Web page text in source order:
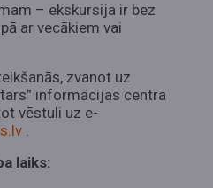
– ekskursija ir bez
ar vecākiem vai
zvanot uz
informācijas centra
vēstuli uz e-
.
laiks: